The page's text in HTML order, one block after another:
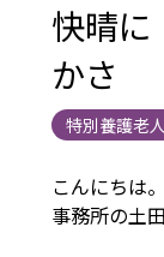
快晴
かさ
特別養護老
こんにちは。
事務所の土田